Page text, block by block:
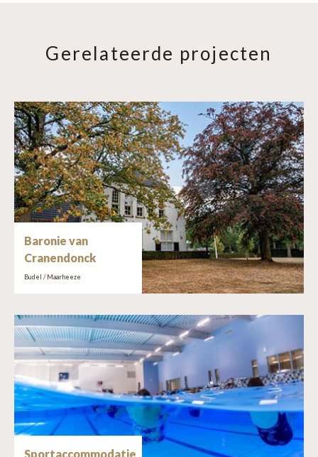
Gerelateerde projecten
Baronie van
Cranendonck
Budel / Maarheeze
Sportaccommodatie